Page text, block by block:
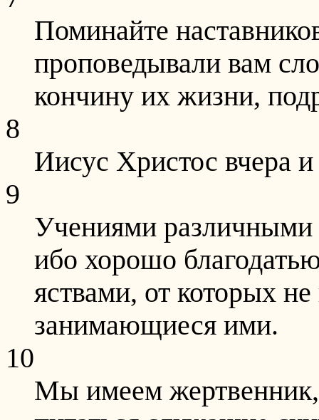
Поминайте
проповедывали вам
кончину их жизни,
8
Иисус Христос вчера
9
Учениями различными
ибо хорошо
яствами, от которых
занимающиеся ими.
10
Мы имеем жертвенник,